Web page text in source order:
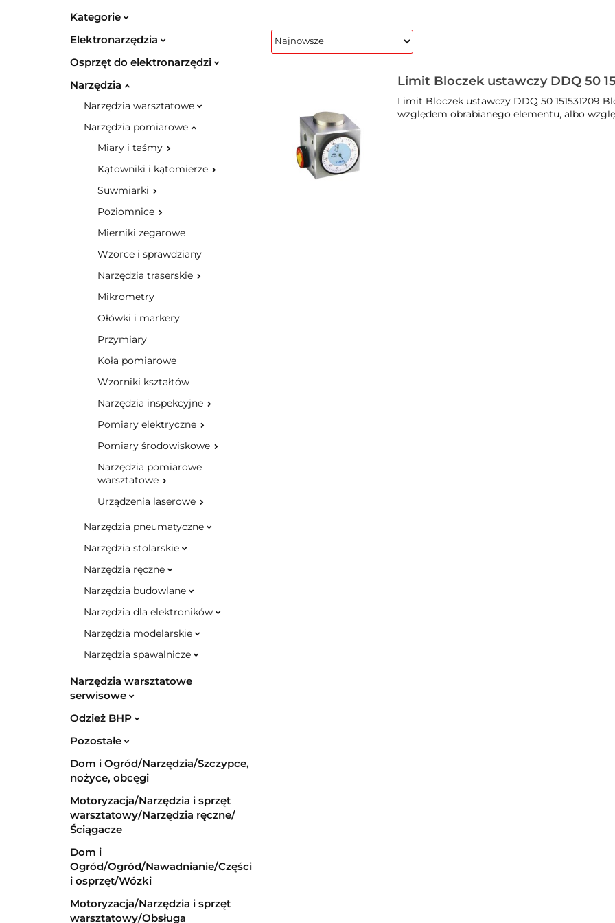
Kategorie
Elektronarzędzia
Osprzęt do elektronarzędzi
Narzędzia
Narzędzia warsztatowe
Narzędzia pomiarowe
Miary i taśmy
Kątowniki i kątomierze
Suwmiarki
Poziomnice
Mierniki zegarowe
Wzorce i sprawdziany
Narzędzia traserskie
Mikrometry
Ołówki i markery
Przymiary
Koła pomiarowe
Wzorniki kształtów
Narzędzia inspekcyjne
Pomiary elektryczne
Pomiary środowiskowe
Narzędzia pomiarowe
warsztatowe
Urządzenia laserowe
Narzędzia pneumatyczne
Narzędzia stolarskie
Narzędzia ręczne
Narzędzia budowlane
Narzędzia dla elektroników
Narzędzia modelarskie
Narzędzia spawalnicze
Narzędzia warsztatowe
serwisowe
Odzież BHP
Pozostałe
Dom i Ogród/Narzędzia/Szczypce,
nożyce, obcęgi
Motoryzacja/Narzędzia i sprzęt
warsztatowy/Narzędzia ręczne/
Ściągacze
Dom i
Ogród/Ogród/Nawadnianie/Części
i osprzęt/Wózki
Motoryzacja/Narzędzia i sprzęt
warsztatowy/Obsługa
Limit Bloczek ustawczy DDQ 50
Limit Bloczek ustawczy DDQ 50 151531209
względem obrabianego elementu, albo